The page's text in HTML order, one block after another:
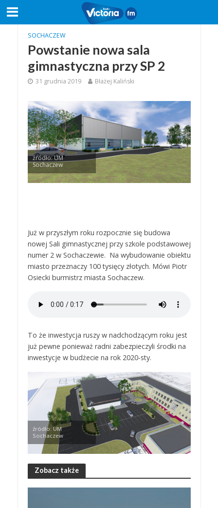
SOCHACZEW
Powstanie nowa sala
gimnastyczna przy SP 2
31 grudnia 2019 Błażej Kaliński
źródło: UM
Sochaczew
Już w przyszłym roku rozpocznie się budowa
nowej Sali gimnastycznej przy szkole podstawowej
numer 2 w Sochaczewie. Na wybudowanie obiektu
miasto przeznaczy 100 tysięcy złotych. Mówi Piotr
Osiecki burmistrz miasta Sochaczew.
To że inwestycja ruszy w nadchodzącym roku jest
już pewne ponieważ radni zabezpieczyli środki na
inwestycje w budżecie na rok 2020-sty.
źródło: UM
Sochaczew
Zobacz także